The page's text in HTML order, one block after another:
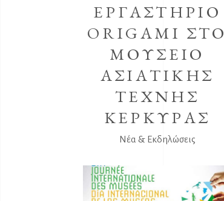
ΕΡΓΑΣΤΗΡΙΟ
ORIGAMI ΣΤΟ
ΜΟΥΣΕΙΟ
ΑΣΙΑΤΙΚΗΣ
ΤΕΧΝΗΣ
ΚΕΡΚΥΡΑΣ
Νέα & Εκδηλώσεις